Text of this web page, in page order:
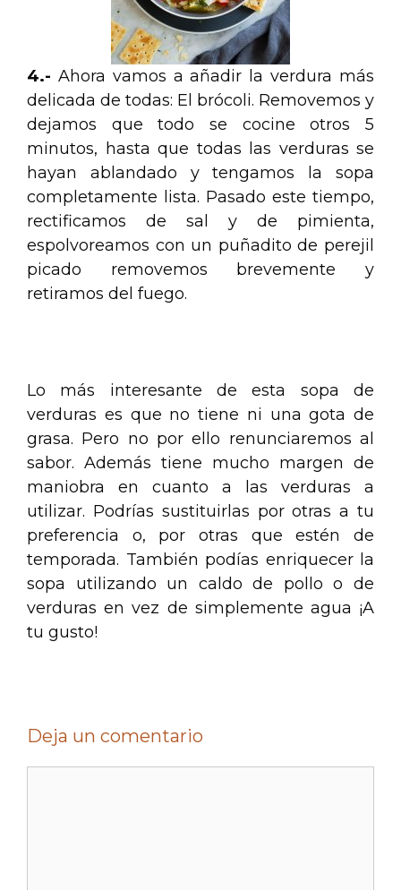
4.- Ahora vamos a añadir la verdura más
delicada de todas: El brócoli. Removemos y
dejamos que todo se cocine otros 5
minutos, hasta que todas las verduras se
hayan ablandado y tengamos la sopa
completamente lista. Pasado este tiempo,
rectificamos de sal y de pimienta,
espolvoreamos con un puñadito de perejil
picado removemos brevemente y
retiramos del fuego.
Lo más interesante de esta sopa de
verduras es que no tiene ni una gota de
grasa. Pero no por ello renunciaremos al
sabor. Además tiene mucho margen de
maniobra en cuanto a las verduras a
utilizar. Podrías sustituirlas por otras a tu
preferencia o, por otras que estén de
temporada. También podías enriquecer la
sopa utilizando un caldo de pollo o de
verduras en vez de simplemente agua ¡A
tu gusto!
Deja un comentario